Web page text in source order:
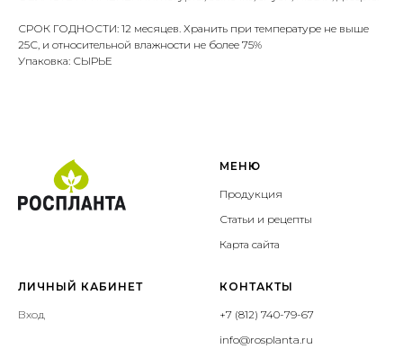
СРОК ГОДНОСТИ: 12 месяцев. Хранить при температуре не выше
25С, и относительной влажности не более 75%
Упаковка: СЫРЬЕ
МЕНЮ
Продукция
Статьи и рецепты
Карта сайта
ЛИЧНЫЙ КАБИНЕТ
Вход
КОНТАКТЫ
+7 (812) 740-79-67
info@rosplanta.ru